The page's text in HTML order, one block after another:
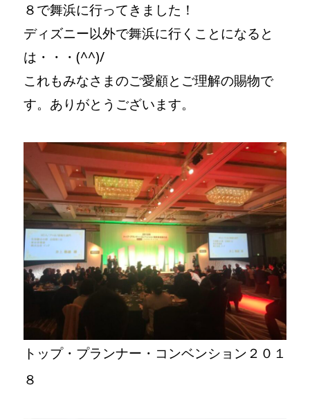
８で舞浜に行ってきました！
ディズニー以外で舞浜に行くことになると
は・・・(^^)/
これもみなさまのご愛顧とご理解の賜物で
す。ありがとうございます。
トップ・プランナー・コンベンション２０１
８